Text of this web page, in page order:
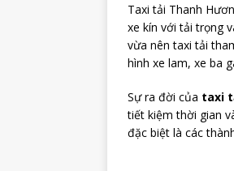
Taxi tải Thanh
xe kín với tải trọng
vừa nên taxi tải
hình xe lam, xe ba
Sự ra đời của taxi
tiết kiệm thời gian
đặc biệt là các